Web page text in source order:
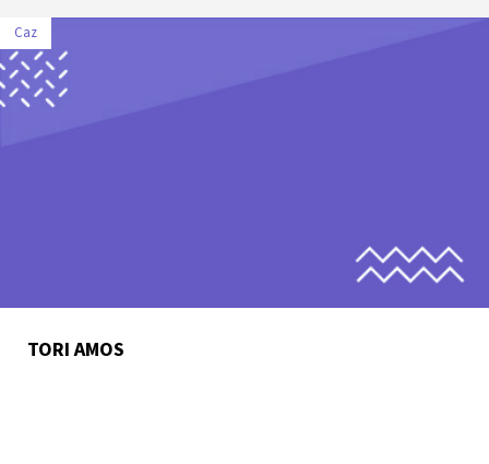
Caz
TORI AMOS